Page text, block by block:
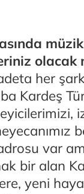
olacak
her
Kardeş
var
bir alan
yeni